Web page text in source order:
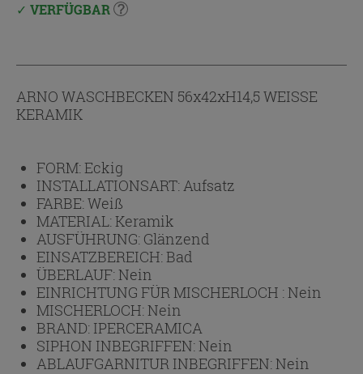
VERFÜGBAR
ARNO WASCHBECKEN 56x42xH14,5 WEISSE
KERAMIK
FORM:Eckig
INSTALLATIONSART: Aufsatz
FARBE:Weiß
MATERIAL:Keramik
AUSFÜHRUNG: Glänzend
EINSATZBEREICH:Bad
ÜBERLAUF:Nein
EINRICHTUNG FÜR MISCHERLOCH :Nein
MISCHERLOCH:Nein
BRAND: IPERCERAMICA
SIPHON INBEGRIFFEN:Nein
ABLAUFGARNITUR INBEGRIFFEN:Nein